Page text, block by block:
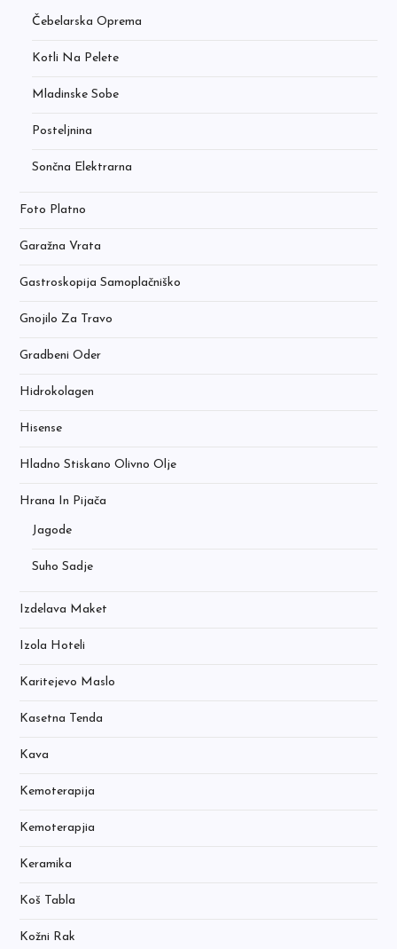
Čebelarska Oprema
Kotli Na Pelete
Mladinske Sobe
Posteljnina
Sončna Elektrarna
Foto Platno
Garažna Vrata
Gastroskopija Samoplačniško
Gnojilo Za Travo
Gradbeni Oder
Hidrokolagen
Hisense
Hladno Stiskano Olivno Olje
Hrana In Pijača
Jagode
Suho Sadje
Izdelava Maket
Izola Hoteli
Karitejevo Maslo
Kasetna Tenda
Kava
Kemoterapija
Kemoterapjia
Keramika
Koš Tabla
Kožni Rak